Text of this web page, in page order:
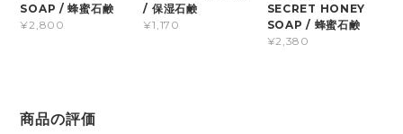
SOAP / 蜂蜜石鹸
¥2,800
/ 保湿石鹸
¥1,170
SECRET HONEY
SOAP / 蜂蜜石鹸
¥2,380
商品の評価